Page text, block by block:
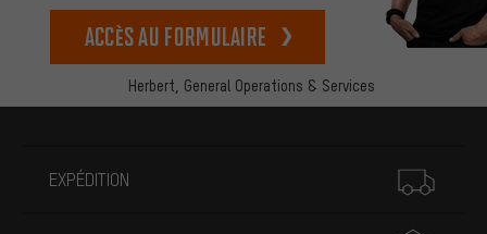
Herbert, General Operations & Services
Accès au formulaire
EXPÉDITION